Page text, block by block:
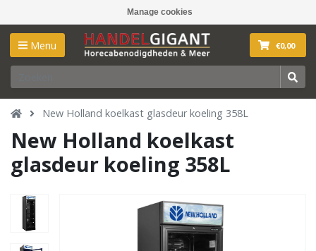
Manage cookies
Menu €0,00
New Holland koelkast glasdeur koeling 358L
New Holland koelkast
glasdeur koeling 358L